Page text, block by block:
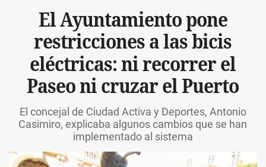
El Ayuntamiento pone
restricciones a las bicis
eléctricas: ni recorrer el
Paseo ni cruzar el Puerto
El concejal de Ciudad Activa y Deportes, Antonio
Casimiro, explicaba algunos cambios que se han
implementado al sistema